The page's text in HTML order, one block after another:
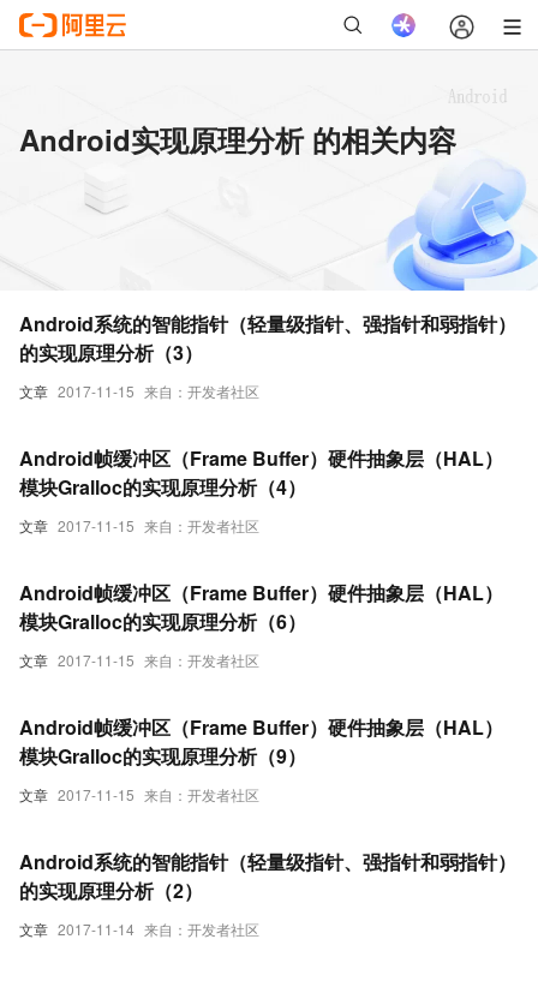
Android实现原理分析 的相关内容
文章 2017-11-15 来自：开发者社区
Android系统的智能指针（轻量级指针、强指针和弱指针）
的实现原理分析（3）
文章 2017-11-15 来自：开发者社区
Android帧缓冲区（Frame Buffer）硬件抽象层（HAL）
模块Gralloc的实现原理分析（4）
文章 2017-11-15 来自：开发者社区
Android帧缓冲区（Frame Buffer）硬件抽象层（HAL）
模块Gralloc的实现原理分析（6）
文章 2017-11-15 来自：开发者社区
Android帧缓冲区（Frame Buffer）硬件抽象层（HAL）
模块Gralloc的实现原理分析（9）
文章 2017-11-14 来自：开发者社区
Android系统的智能指针（轻量级指针、强指针和弱指针）
的实现原理分析（2）